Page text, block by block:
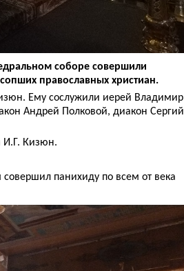
соборе совершили
православных христиан.
Ему сослужили иерей Владимир
Андрей Полковой, диакон Сергий
И.Г. Кизюн.
панихиду по всем от века